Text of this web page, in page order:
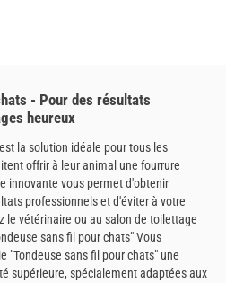
- Pour des résultats
heureux
la solution idéale pour tous les
offrir à leur animal une fourrure
innovante vous permet d'obtenir
professionnels et d'éviter à votre
le vétérinaire ou au salon de toilettage
sans fil pour chats" Vous
"Tondeuse sans fil pour chats" une
supérieure, spécialement adaptées aux